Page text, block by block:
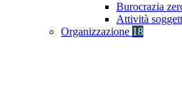
Burocrazia
Attività
Organizzazione 18